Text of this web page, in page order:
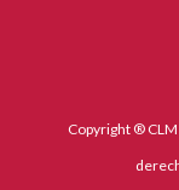
Copyright ®